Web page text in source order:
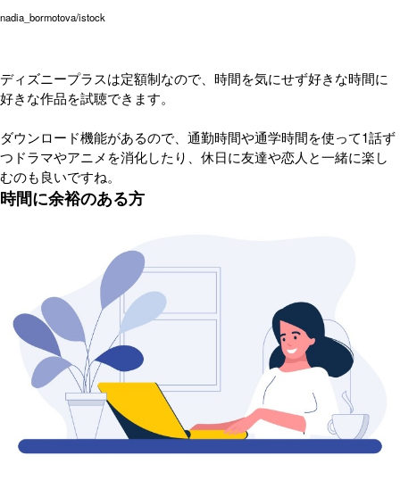
nadia_bormotova/istock
ディズニープラスは定額制なので、時間を気にせず好きな時間に
好きな作品を試聴できます。
ダウンロード機能があるので、通勤時間や通学時間を使って1話ず
つドラマやアニメを消化したり、休日に友達や恋人と一緒に楽し
むのも良いですね。
時間に余裕のある方